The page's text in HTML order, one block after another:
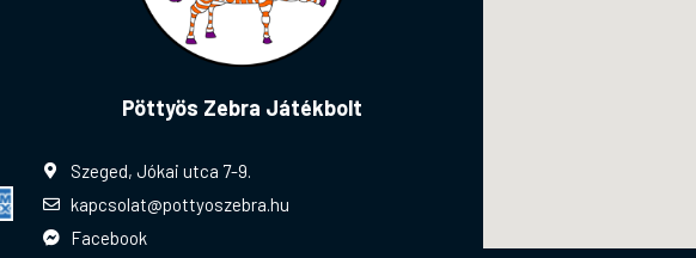
Pöttyös Zebra Játékbolt
Szeged, Jókai utca 7-9.
kapcsolat@pottyoszebra.hu
Facebook